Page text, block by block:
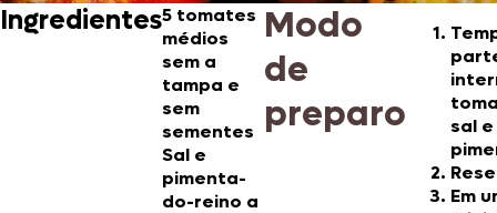
Ingredientes5 tomates
médios
sem a
tampa e
sem
sementes
Sal e
pimenta-
do-reino a
Modo
de
preparo
sal e
Em